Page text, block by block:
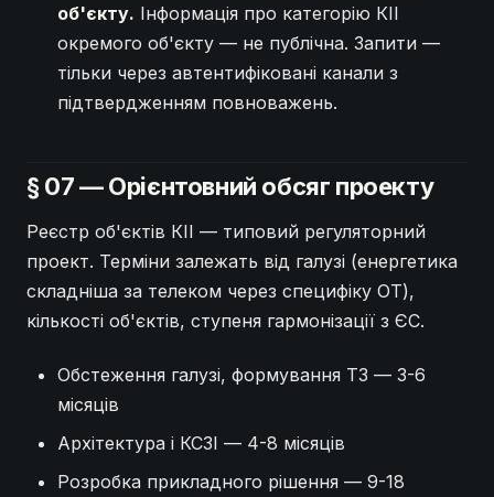
об'єкту. Інформація про категорію КІІ
окремого об'єкту — не публічна. Запити —
тільки через автентифіковані канали з
підтвердженням повноважень.
§ 07 — Орієнтовний обсяг проекту
Реєстр об'єктів КІІ — типовий регуляторний
проект. Терміни залежать від галузі (енергетика
складніша за телеком через специфіку OT),
кількості об'єктів, ступеня гармонізації з ЄС.
Обстеження галузі, формування ТЗ — 3-6
місяців
Архітектура і КСЗІ — 4-8 місяців
Розробка прикладного рішення — 9-18